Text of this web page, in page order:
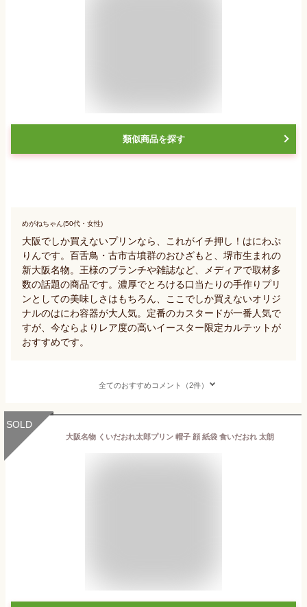
類似商品を探す
めがねちゃん(50代・女性)
大阪でしか買えないプリンなら、これがイチ押し！はにわぷ
りんです。百舌鳥・古市古墳群のおひざもと、堺市生まれの
新大阪名物。王様のブランチや雑誌など、メディアで取材多
数の話題の商品です。濃厚でとろける口当たりの手作りプリ
ンとしての美味しさはもちろん、ここでしか買えないオリジ
ナルのはにわ容器が大人気。定番のカスタードが一番人気で
すが、今ならよりレア度の高いイースター限定カルテットが
おすすめです。
全てのおすすめコメント（2件）
SOLD
大阪名物 くいだおれ太郎プリン 帽子 顔 紙袋 食いだおれ 太朗